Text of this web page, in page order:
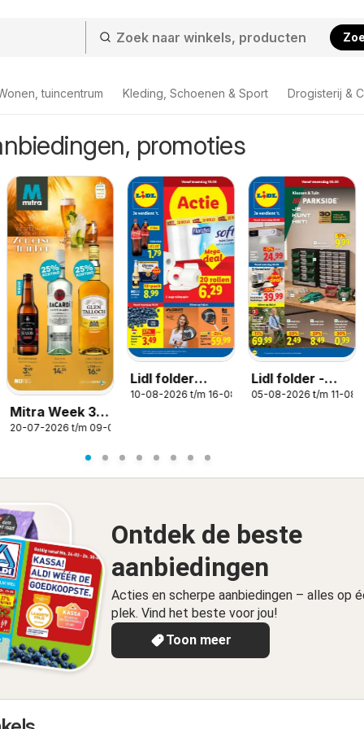
tuincentrum Kleding, Schoenen & Sport Drogisterij &
promoties
Mitra Week 30
& 31
20-07-2026 t/m 09-08-2026
Lidl folder
week 33
10-08-2026 t/m 16-08-2026
Lidl folder -
Non food
05-08-2026 t/m 11-08-
Ontdek de beste
aanbiedingen
Acties en scherpe aanbiedingen – alles op
plek. Vind het beste voor jou!
Toon meer